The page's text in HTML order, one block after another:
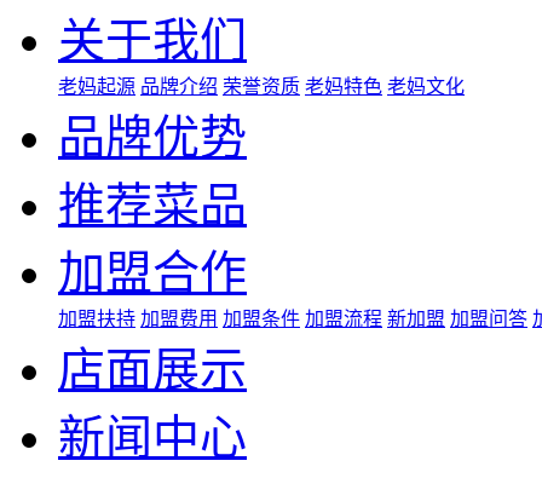
关于我们
老妈起源 品牌介绍 荣誉资质 老妈特色 老妈文化
品牌优势
推荐菜品
加盟合作
加盟扶持 加盟费用 加盟条件 加盟流程 新加盟 加盟问答
店面展示
新闻中心